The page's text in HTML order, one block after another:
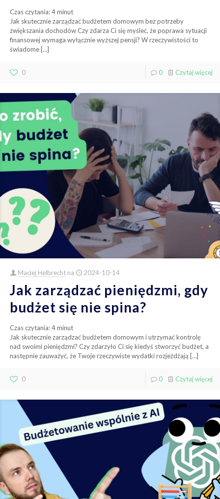
Czas czytania:4minut
Jak skutecznie zarządzać budżetem domowym bez potrzeby
zwiększania dochodów Czy zdarza Ci się myśleć, że poprawa sytuacji
finansowej wymaga wyłącznie wyższej pensji? W rzeczywistości to
świadome […]
0 0 Czytaj więcej
Maciej Helbrecht na 2024-10-14
Jak zarządzać pieniędzmi, gdy
budżet się nie spina?
Czas czytania:4minut
Jak skutecznie zarządzać budżetem domowym i utrzymać kontrolę
nad swoimi pieniędzmi? Czy zdarzyło Ci się kiedyś stworzyć budżet, a
następnie zauważyć, że Twoje rzeczywiste wydatki rozjeżdżają […]
0 0 Czytaj więcej